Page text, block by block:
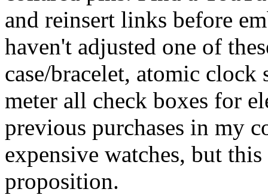
and reinsert links before
haven't adjusted one of
case/bracelet, atomic clock
meter all check boxes for
previous purchases in my
expensive watches, but
proposition.